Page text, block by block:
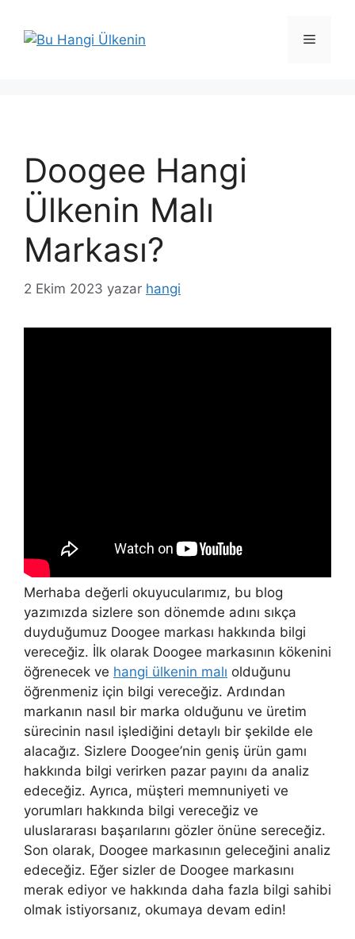
Menü
Doogee Hangi
Ülkenin Malı
Markası?
2 Ekim 2023 yazar hangi
Merhaba değerli okuyucularımız, bu blog
yazımızda sizlere son dönemde adını sıkça
duyduğumuz Doogee markası hakkında bilgi
vereceğiz. İlk olarak Doogee markasının kökenini
öğrenecek ve hangi ülkenin malı olduğunu
öğrenmeniz için bilgi vereceğiz. Ardından
markanın nasıl bir marka olduğunu ve üretim
sürecinin nasıl işlediğini detaylı bir şekilde ele
alacağız. Sizlere Doogee’nin geniş ürün gamı
hakkında bilgi verirken pazar payını da analiz
edeceğiz. Ayrıca, müşteri memnuniyeti ve
yorumları hakkında bilgi vereceğiz ve
uluslararası başarılarını gözler önüne sereceğiz.
Son olarak, Doogee markasının geleceğini analiz
edeceğiz. Eğer sizler de Doogee markasını
merak ediyor ve hakkında daha fazla bilgi sahibi
olmak istiyorsanız, okumaya devam edin!